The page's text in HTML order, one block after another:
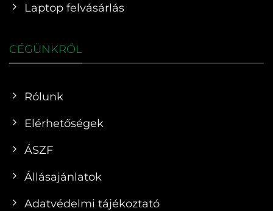
Laptop felvásárlás
CÉGÜNKRŐL
Rólunk
Elérhetőségek
ÁSZF
Állásajánlatok
Adatvédelmi tájékoztató